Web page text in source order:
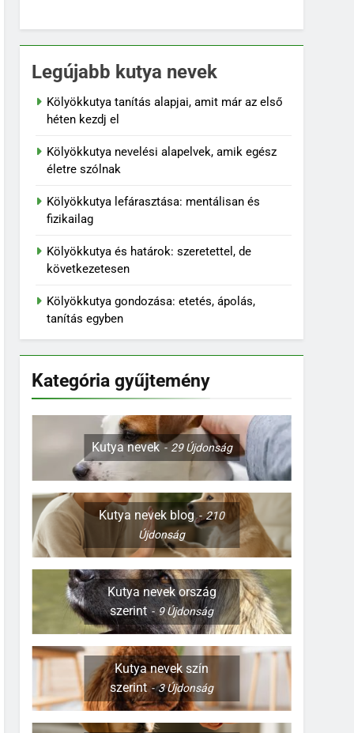
Legújabb kutya nevek
Kölyökkutya tanítás alapjai, amit már az első
héten kezdj el
Kölyökkutya nevelési alapelvek, amik egész
életre szólnak
Kölyökkutya lefárasztása: mentálisan és
fizikailag
Kölyökkutya és határok: szeretettel, de
következetesen
Kölyökkutya gondozása: etetés, ápolás,
tanítás egyben
Kategória gyűjtemény
Kutya nevek 29Újdonság
Kutya nevek blog
210
Újdonság
Kutya nevek ország
szerint
9Újdonság
Kutya nevek szín
szerint
3Újdonság